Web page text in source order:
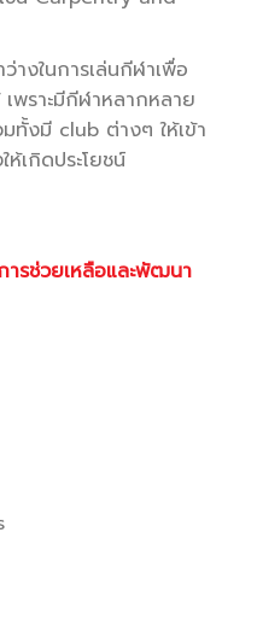
างในการเล่นกีฬาเพื่อ
ราะมีกีฬาหลากหลาย
มทั้งมี club ต่างๆ ให้เข้า
ห้เกิดประโยชน์
รช่วยเหลือและพัฒนา